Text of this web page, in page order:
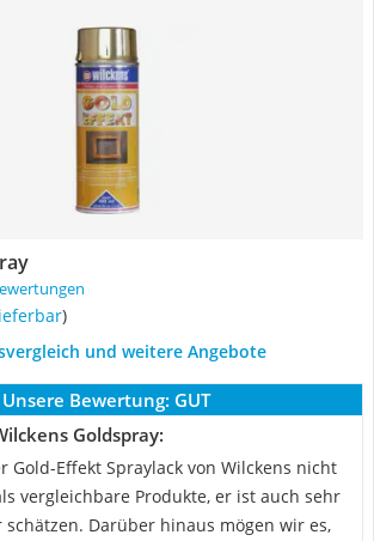
)
und weitere Angebote
Unsere Bewertung: GUT
Goldspray:
Gold-Effekt Spraylack von Wilckens nicht
vergleichbare Produkte, er ist auch sehr
Darüber hinaus mögen wir es,